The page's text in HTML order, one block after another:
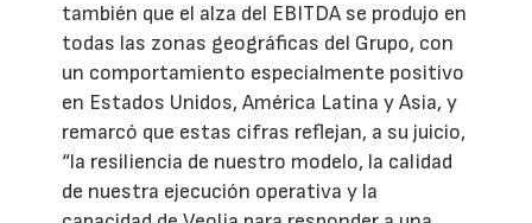
también que el alza del EBITDA se produjo en
todas las zonas geográficas del Grupo, con
un comportamiento especialmente positivo
en Estados Unidos, América Latina y Asia, y
remarcó que estas cifras reflejan, a su juicio,
“la resiliencia de nuestro modelo, la calidad
de nuestra ejecución operativa y la